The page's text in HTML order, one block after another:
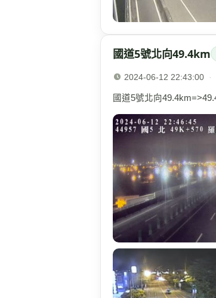
國道5號北向49.4km
2024-06-12 22:43:00 ·
國道5號北向